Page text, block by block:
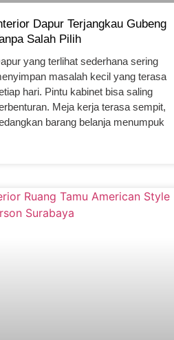
Dapur Terjangkau Gubeng
Salah Pilih
yang terlihat sederhana sering
masalah kecil yang terasa
hari. Pintu kabinet bisa saling
Meja kerja terasa sempit,
barang belanja menumpuk